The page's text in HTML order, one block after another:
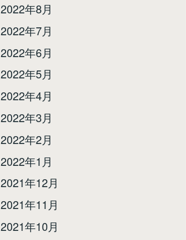
2022年8月
2022年7月
2022年6月
2022年5月
2022年4月
2022年3月
2022年2月
2022年1月
2021年12月
2021年11月
2021年10月